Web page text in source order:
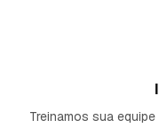
Treinamos sua